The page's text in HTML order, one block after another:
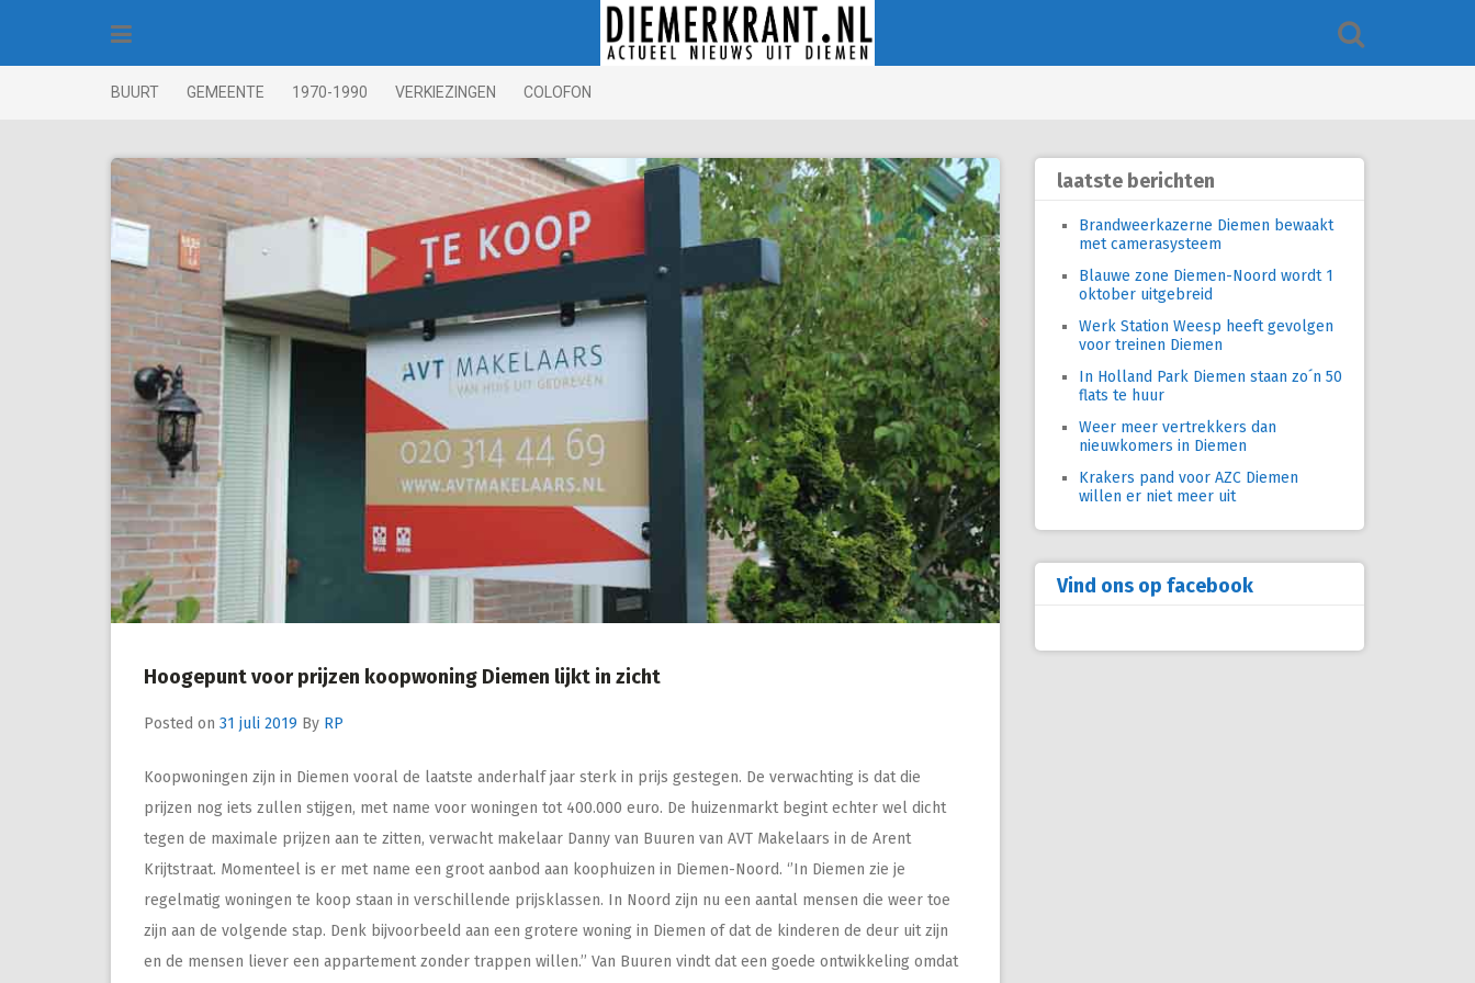
BUURT GEMEENTE 1970-1990 VERKIEZINGEN COLOFON
Hoogepunt voor prijzen koopwoning Diemen lijkt in zicht
Posted on 31 juli 2019 By RP
Koopwoningen zijn in Diemen vooral de laatste anderhalf jaar sterk in prijs gestegen. De verwachting is dat die
prijzen nog iets zullen stijgen, met name voor woningen tot 400.000 euro. De huizenmarkt begint echter wel dicht
tegen de maximale prijzen aan te zitten, verwacht makelaar Danny van Buuren van AVT Makelaars in de Arent
Krijtstraat. Momenteel is er met name een groot aanbod aan koophuizen in Diemen-Noord. ‘’In Diemen zie je
regelmatig woningen te koop staan in verschillende prijsklassen. In Noord zijn nu een aantal mensen die weer toe
zijn aan de volgende stap. Denk bijvoorbeeld aan een grotere woning in Diemen of dat de kinderen de deur uit zijn
en de mensen liever een appartement zonder trappen willen.’’ Van Buuren vindt dat een goede ontwikkeling omdat
laatste berichten
Brandweerkazerne Diemen bewaakt
met camerasysteem
Blauwe zone Diemen-Noord wordt 1
oktober uitgebreid
Werk Station Weesp heeft gevolgen
voor treinen Diemen
In Holland Park Diemen staan zo´n 50
flats te huur
Weer meer vertrekkers dan
nieuwkomers in Diemen
Krakers pand voor AZC Diemen
willen er niet meer uit
Vind ons op facebook